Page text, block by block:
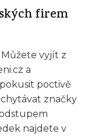
firem
vyjít z
a
poctivě
značky
najdete v